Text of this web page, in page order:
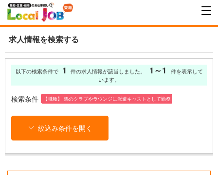
求人情報を検索する
以下の検索条件で 1 件の求人情報が該当しました。 1～1
件を表示して
います。
検索条件 【職種】 錦のクラブやラウンジに派遣キャストとして勤務
絞込み条件を開く